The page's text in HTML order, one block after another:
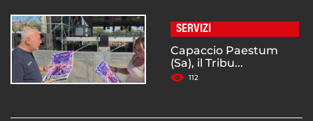
SERVIZI
Capaccio Paestum
(Sa), il Tribu...
112